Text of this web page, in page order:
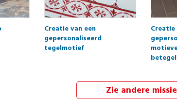
Creatie van een
gepersonaliseerd
tegelmotief
Creatie
Zie andere